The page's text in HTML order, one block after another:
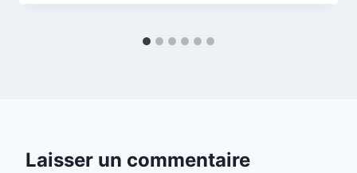
Laisser un commentaire